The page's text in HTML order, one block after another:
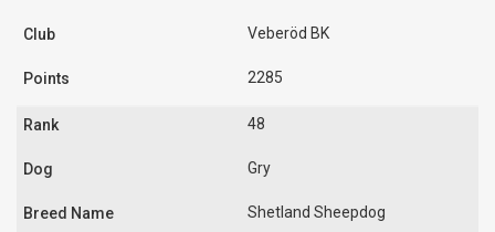
Veberöd BK
2285
48
Gry
Shetland Sheepdog